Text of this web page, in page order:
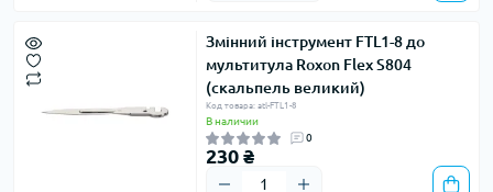
Змінний інструмент FTL1-8 до
мультитула Roxon Flex S804
(скальпель великий)
Код товара: atl-FTL1-8
В наличии
0
230 ₴